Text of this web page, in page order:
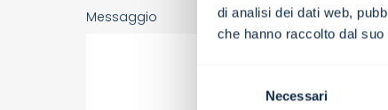
di analisi dei dati web,
che hanno raccolto dal
Necessari
Messaggio